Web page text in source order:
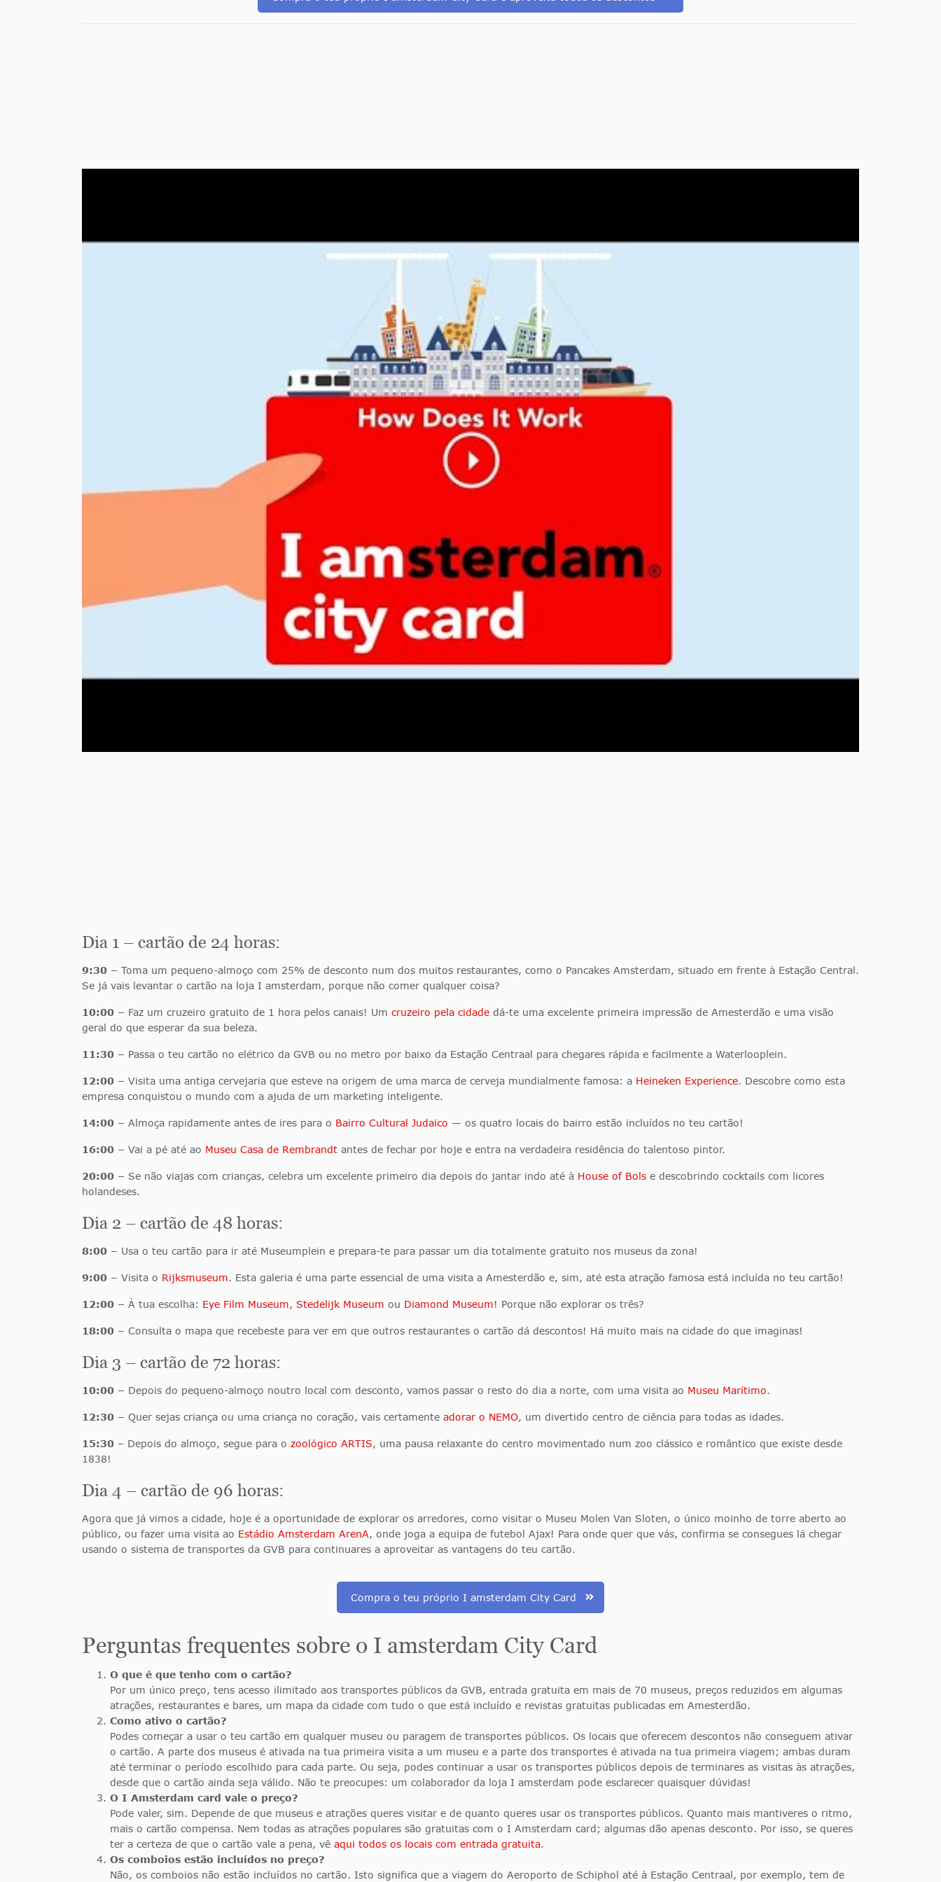
Dia 1 – cartão de 24 horas:
9:30 – Toma um pequeno-almoço com 25% de desconto num dos muitos restaurantes, como o Pancakes Amsterdam, situado em frente à Estação Central.
Se já vais levantar o cartão na loja I amsterdam, porque não comer qualquer coisa?
10:00 – Faz um cruzeiro gratuito de 1 hora pelos canais! Um cruzeiro pela cidade dá-te uma excelente primeira impressão de Amesterdão e uma visão
geral do que esperar da sua beleza.
11:30 – Passa o teu cartão no elétrico da GVB ou no metro por baixo da Estação Centraal para chegares rápida e facilmente a Waterlooplein.
12:00 – Visita uma antiga cervejaria que esteve na origem de uma marca de cerveja mundialmente famosa: a Heineken Experience. Descobre como esta
empresa conquistou o mundo com a ajuda de um marketing inteligente.
14:00 – Almoça rapidamente antes de ires para o Bairro Cultural Judaico — os quatro locais do bairro estão incluídos no teu cartão!
16:00 – Vai a pé até ao Museu Casa de Rembrandt antes de fechar por hoje e entra na verdadeira residência do talentoso pintor.
20:00 – Se não viajas com crianças, celebra um excelente primeiro dia depois do jantar indo até à House of Bols e descobrindo cocktails com licores
holandeses.
Dia 2 – cartão de 48 horas:
8:00 – Usa o teu cartão para ir até Museumplein e prepara-te para passar um dia totalmente gratuito nos museus da zona!
9:00 – Visita o Rijksmuseum. Esta galeria é uma parte essencial de uma visita a Amesterdão e, sim, até esta atração famosa está incluída no teu cartão!
12:00 – À tua escolha: Eye Film Museum, Stedelijk Museum ou Diamond Museum! Porque não explorar os três?
18:00 – Consulta o mapa que recebeste para ver em que outros restaurantes o cartão dá descontos! Há muito mais na cidade do que imaginas!
Dia 3 – cartão de 72 horas:
10:00 – Depois do pequeno-almoço noutro local com desconto, vamos passar o resto do dia a norte, com uma visita ao Museu Marítimo.
12:30 – Quer sejas criança ou uma criança no coração, vais certamente adorar o NEMO, um divertido centro de ciência para todas as idades.
15:30 – Depois do almoço, segue para o zoológico ARTIS, uma pausa relaxante do centro movimentado num zoo clássico e romântico que existe desde
1838!
Dia 4 – cartão de 96 horas:
Agora que já vimos a cidade, hoje é a oportunidade de explorar os arredores, como visitar o Museu Molen Van Sloten, o único moinho de torre aberto ao
público, ou fazer uma visita ao Estádio Amsterdam ArenA, onde joga a equipa de futebol Ajax! Para onde quer que vás, confirma se consegues lá chegar
usando o sistema de transportes da GVB para continuares a aproveitar as vantagens do teu cartão.
Compra o teu próprio I amsterdam City Card
Perguntas frequentes sobre o I amsterdam City Card
O que é que tenho com o cartão?
Por um único preço, tens acesso ilimitado aos transportes públicos da GVB, entrada gratuita em mais de 70 museus, preços reduzidos em algumas
atrações, restaurantes e bares, um mapa da cidade com tudo o que está incluído e revistas gratuitas publicadas em Amesterdão.
Como ativo o cartão?
Podes começar a usar o teu cartão em qualquer museu ou paragem de transportes públicos. Os locais que oferecem descontos não conseguem ativar
o cartão. A parte dos museus é ativada na tua primeira visita a um museu e a parte dos transportes é ativada na tua primeira viagem; ambas duram
até terminar o período escolhido para cada parte. Ou seja, podes continuar a usar os transportes públicos depois de terminares as visitas às atrações,
desde que o cartão ainda seja válido. Não te preocupes: um colaborador da loja I amsterdam pode esclarecer quaisquer dúvidas!
O I Amsterdam card vale o preço?
Pode valer, sim. Depende de que museus e atrações queres visitar e de quanto queres usar os transportes públicos. Quanto mais mantiveres o ritmo,
mais o cartão compensa. Nem todas as atrações populares são gratuitas com o I Amsterdam card; algumas dão apenas desconto. Por isso, se queres
ter a certeza de que o cartão vale a pena, vê aqui todos os locais com entrada gratuita.
Os comboios estão incluídos no preço?
Não, os comboios não estão incluídos no cartão. Isto significa que a viagem do Aeroporto de Schiphol até à Estação Centraal, por exemplo, tem de